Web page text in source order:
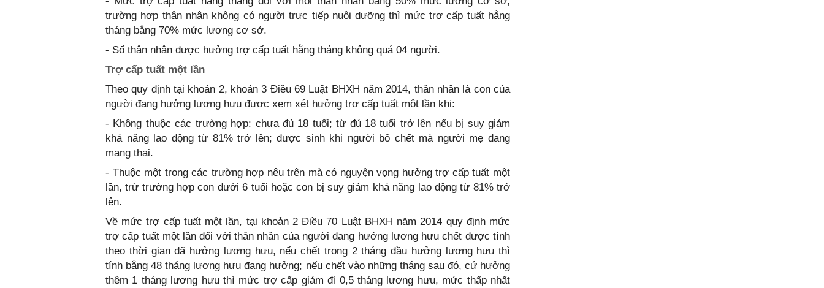
trường hợp thân nhân không có người trực tiếp nuôi dưỡng thì mức trợ cấp tuất hằng
tháng bằng 70% mức lương cơ sở.
- Số thân nhân được hưởng trợ cấp tuất hằng tháng không quá 04 người.
Trợ cấp tuất một lần
Theo quy định tại khoản 2, khoản 3 Điều 69 Luật BHXH năm 2014, thân nhân là con của
người đang hưởng lương hưu được xem xét hưởng trợ cấp tuất một lần khi:
- Không thuộc các trường hợp: chưa đủ 18 tuổi; từ đủ 18 tuổi trở lên nếu bị suy giảm
khả năng lao động từ 81% trở lên; được sinh khi người bố chết mà người mẹ đang
mang thai.
- Thuộc một trong các trường hợp nêu trên mà có nguyện vọng hưởng trợ cấp tuất một
lần, trừ trường hợp con dưới 6 tuổi hoặc con bị suy giảm khả năng lao động từ 81% trở
lên.
Về mức trợ cấp tuất một lần, tại khoản 2 Điều 70 Luật BHXH năm 2014 quy định mức
trợ cấp tuất một lần đối với thân nhân của người đang hưởng lương hưu chết được tính
theo thời gian đã hưởng lương hưu, nếu chết trong 2 tháng đầu hưởng lương hưu thì
tính bằng 48 tháng lương hưu đang hưởng; nếu chết vào những tháng sau đó, cứ hưởng
thêm 1 tháng lương hưu thì mức trợ cấp giảm đi 0,5 tháng lương hưu, mức thấp nhất